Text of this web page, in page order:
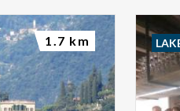
1.7 km